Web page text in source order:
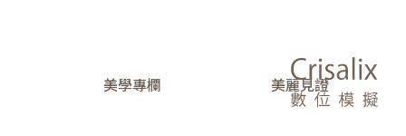
美學專欄 美麗見證